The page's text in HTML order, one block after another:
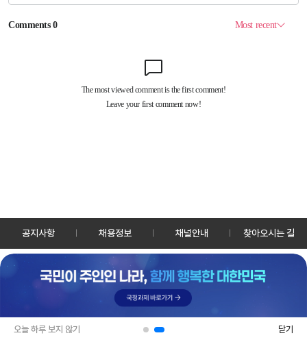
오늘 하루 보지 않기 닫기
공지사항 채용정보 채널안내 찾아오시는 길
30128 세종특별자치시 정부2청사로 13 한국정책방송원 KTV
TEL: 044-204-8000
Copyrightⓒ KTV 국민방송 All Rights Reserved.